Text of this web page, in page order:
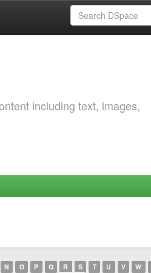
including text, images,
N O P Q R S T U V W